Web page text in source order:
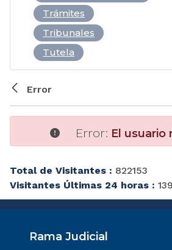
Trámites
Tribunales
Tutela
Error
Error: El usuario
Total de Visitantes : 822153
Visitantes Últimas 24 horas :
Rama Judicial